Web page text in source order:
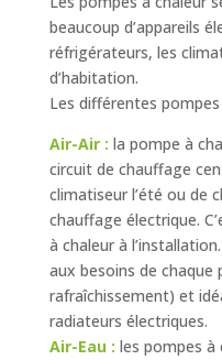
beaucoup d’appareils
réfrigérateurs, les
d’habitation.
Les différentes pompes
Air-Air : la pompe à
circuit de chauffage
climatiseur l’été ou de
chauffage électrique.
à chaleur à
aux besoins de chaque
rafraîchissement) et
radiateurs électriques.
Air-Eau : les pompes à